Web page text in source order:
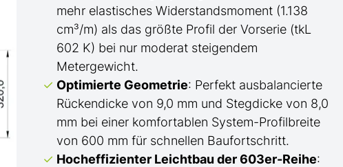
mehr elastisches Widerstandsmoment (1.138
cm³/m) als das größte Profil der Vorserie (tkL
602 K) bei nur moderat steigendem
Metergewicht.
Optimierte Geometrie: Perfekt ausbalancierte
Rückendicke von 9,0 mm und Stegdicke von 8,0
mm bei einer komfortablen System-Profilbreite
von 600 mm für schnellen Baufortschritt.
Hocheffizienter Leichtbau der 603er-Reihe: